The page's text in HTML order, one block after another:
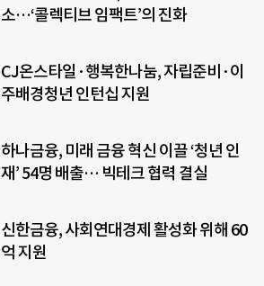
소…‘콜렉티브 임팩트’의 진화
CJ온스타일·행복한나눔, 자립준비·이
주배경청년 인턴십 지원
하나금융, 미래 금융 혁신 이끌 ‘청년 인
재’ 54명 배출… 빅테크 협력 결실
신한금융, 사회연대경제 활성화 위해 60
억 지원